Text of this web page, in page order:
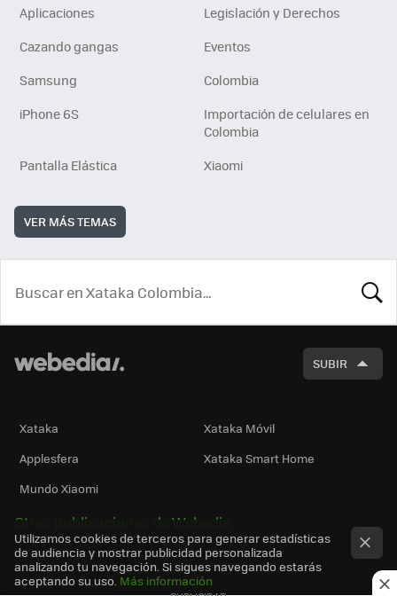
Aplicaciones
Legislación y Derechos
Cazando gangas
Eventos
Samsung
Colombia
iPhone 6S
Importación de celulares en
Colombia
Pantalla Elástica
Xiaomi
VER MÁS TEMAS
SUBIR
Xataka
Xataka Móvil
Applesfera
Xataka Smart Home
Mundo Xiaomi
Otras publicaciones de Webedia
Utilizamos cookies de terceros para generar estadísticas
de audiencia y mostrar publicidad personalizada
analizando tu navegación. Si sigues navegando estarás
aceptando su uso. Más información